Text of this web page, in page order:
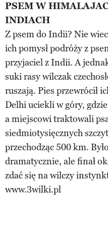
PSEM W
INDIACH
Z psem do Indii? Nie
ich pomysł podróży z
przyjaciel z Indii. A
suki rasy wilczak
ruszają. Pies przewrócił
Delhi uciekli w góry, gdzie
a miejscowi traktowali
siedmiotysięcznych
przechodząc 500 km.
dramatycznie, ale finał
zdać się na wilczy
www.3wilki.pl